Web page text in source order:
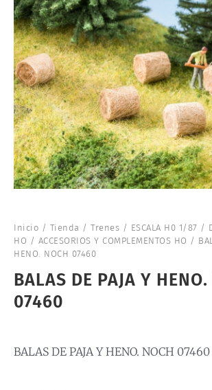
Inicio / Tienda / Trenes / ESCALA H0 1/87 /
HO / ACCESORIOS Y COMPLEMENTOS HO /
HENO. NOCH 07460
BALAS DE PAJA Y HENO.
07460
BALAS DE PAJA Y HENO. NOCH 07460